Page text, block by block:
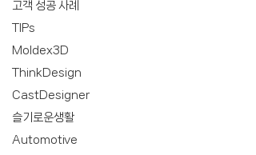
고객 성공 사례
TIPs
Moldex3D
ThinkDesign
CastDesigner
슬기로운생활
Automotive